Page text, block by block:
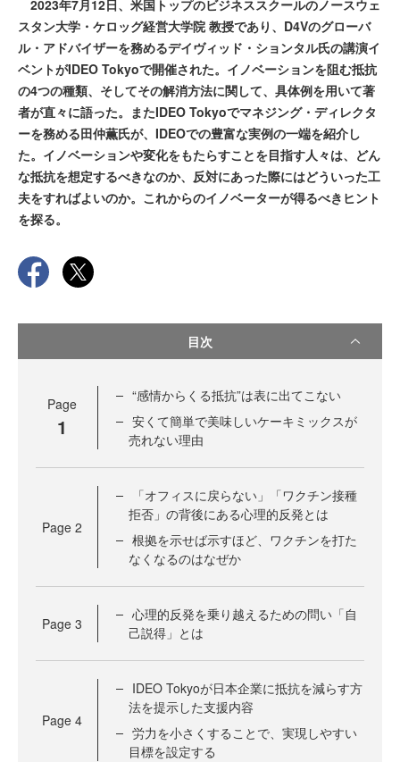
2023年7月12日、米国トップのビジネススクールのノースウェ
スタン大学・ケロッグ経営大学院 教授であり、D4Vのグローバ
ル・アドバイザーを務めるデイヴィッド・ションタル氏の講演イ
ベントがIDEO Tokyoで開催された。イノベーションを阻む抵抗
の4つの種類、そしてその解消方法に関して、具体例を用いて著
者が直々に語った。またIDEO Tokyoでマネジング・ディレクタ
ーを務める田仲薫氏が、IDEOでの豊富な実例の一端を紹介し
た。イノベーションや変化をもたらすことを目指す人々は、どん
な抵抗を想定するべきなのか、反対にあった際にはどういった工
夫をすればよいのか。これからのイノベーターが得るべきヒント
を探る。
目次
Page
1
“感情からくる抵抗”は表に出てこない
安くて簡単で美味しいケーキミックスが
売れない理由
Page 2
「オフィスに戻らない」「ワクチン接種
拒否」の背後にある心理的反発とは
根拠を示せば示すほど、ワクチンを打た
なくなるのはなぜか
Page 3
心理的反発を乗り越えるための問い「自
己説得」とは
Page 4
IDEO Tokyoが日本企業に抵抗を減らす方
法を提示した支援内容
労力を小さくすることで、実現しやすい
目標を設定する